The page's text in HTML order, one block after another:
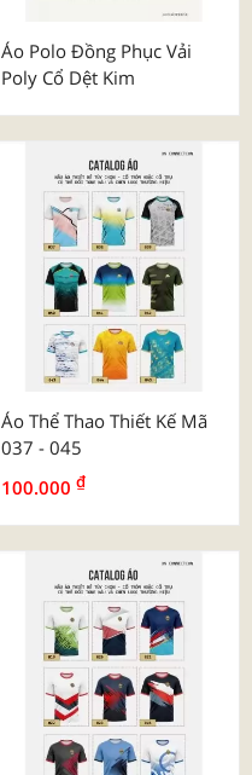
Áo Polo Đồng Phục Vải
Poly Cổ Dệt Kim
Áo Thể Thao Thiết Kế Mã
037 - 045
100.000 ₫